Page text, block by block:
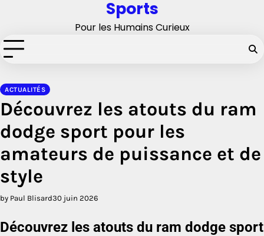
Sports
Pour les Humains Curieux
ACTUALITÉS
Découvrez les atouts du ram
dodge sport pour les
amateurs de puissance et de
style
by Paul Blisard30 juin 2026
Découvrez les atouts du ram dodge sport